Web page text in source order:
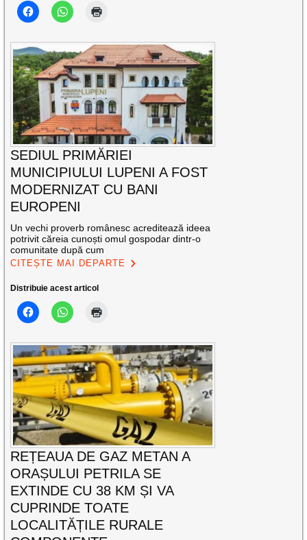
SEDIUL PRIMĂRIEI
MUNICIPIULUI LUPENI A FOST
MODERNIZAT CU BANI
EUROPENI
Un vechi proverb românesc acreditează ideea
potrivit căreia cunoști omul gospodar dintr-o
comunitate după cum
CITEȘTE MAI DEPARTE
Distribuie acest articol
REȚEAUA DE GAZ METAN A
ORAȘULUI PETRILA SE
EXTINDE CU 38 KM ȘI VA
CUPRINDE TOATE
LOCALITĂȚILE RURALE